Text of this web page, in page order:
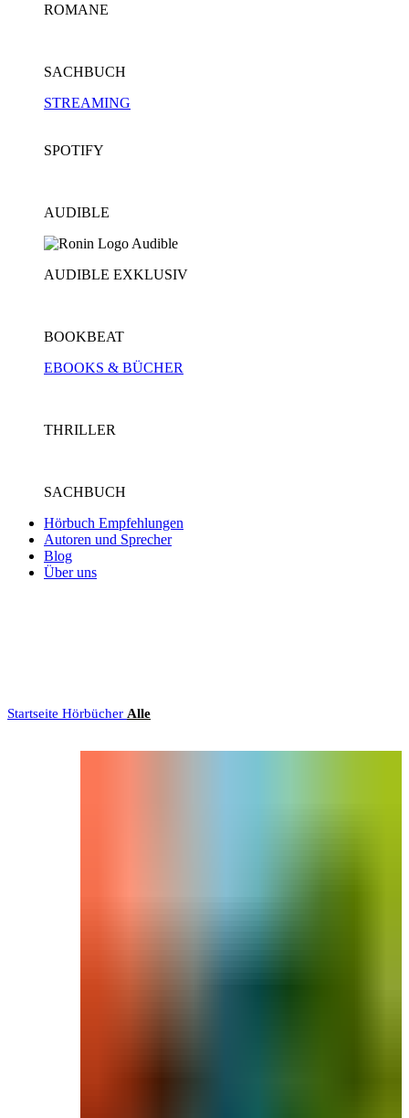
ROMANE
SACHBUCH
STREAMING
SPOTIFY
AUDIBLE
AUDIBLE EXKLUSIV
BOOKBEAT
EBOOKS & BÜCHER
THRILLER
SACHBUCH
Hörbuch Empfehlungen
Autoren und Sprecher
Blog
Über uns
Startseite Hörbücher Alle